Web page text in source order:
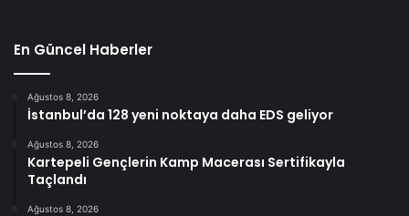
En Güncel Haberler
Ağustos 8, 2026
İstanbul’da 128 yeni noktaya daha EDS geliyor
Ağustos 8, 2026
Kartepeli Gençlerin Kamp Macerası Sertifikayla
Taçlandı
Ağustos 8, 2026